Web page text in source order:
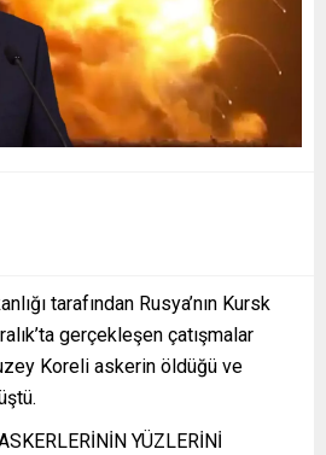
tarafından Rusya’nın Kursk
gerçekleşen çatışmalar
Koreli askerin öldüğü ve
YÜZLERİNİ